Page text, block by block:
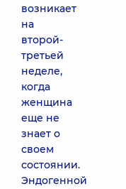
возникает
на
второй-
третьей
неделе,
когда
женщина
еще не
знает о
своем
состоянии.
Эндогенной